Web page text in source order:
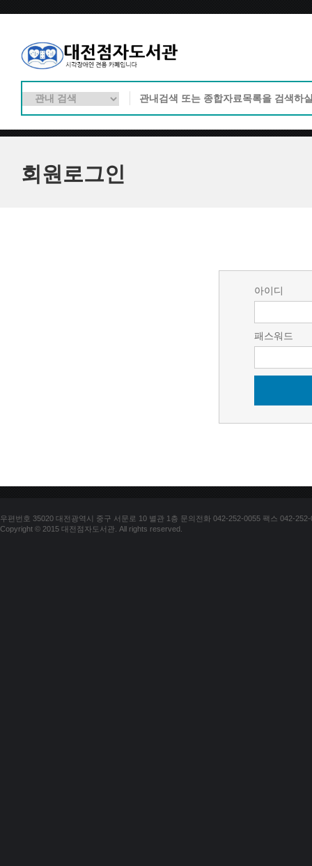
회원로그인
아이디
패스워드
우편번호 35020 대전광역시 중구 서문로 10 별관 1층 문의전화 042-252-0055 팩스 042-252-
Copyright © 2015 대전점자도서관. All rights reserved.